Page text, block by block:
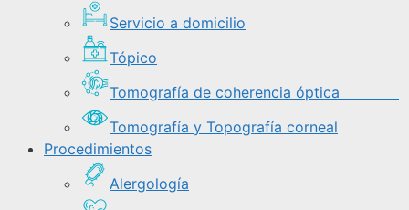
Servicio a domicilio
Tópico
Tomografía de coherencia óptica
Tomografía y Topografía corneal
Procedimientos
Alergología